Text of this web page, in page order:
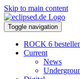
Skip to main content
Toggle navigation
ROCK 6
Current
News